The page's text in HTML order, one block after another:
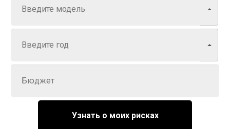
Узнать о моих рисках